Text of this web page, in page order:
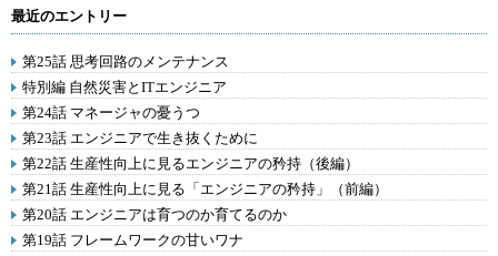
最近のエントリー
第25話 思考回路のメンテナンス
特別編 自然災害とITエンジニア
第24話 マネージャの憂うつ
第23話 エンジニアで生き抜くために
第22話 生産性向上に見るエンジニアの矜持（後編）
第21話 生産性向上に見る「エンジニアの矜持」（前編）
第20話 エンジニアは育つのか育てるのか
第19話 フレームワークの甘いワナ